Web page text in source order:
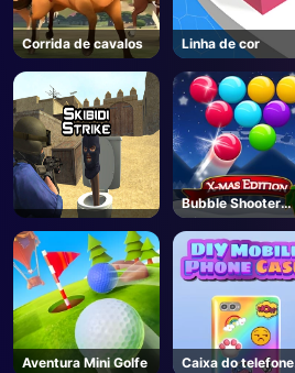
Corrida de cavalos Linha de cor
Bubble Shooter
Blitz
Aventura Mini Golfe
Caixa do telefone